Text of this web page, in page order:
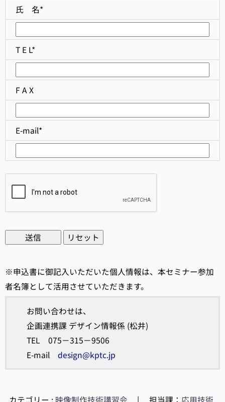
氏 名*
T E L*
F A X
E-mail*
※申込書に御記入いただいた個人情報は、本セミナー参加
者名簿として活用させていただきます。
お問い合わせは、
企画連携課 デザイン情報係 (松井)
TEL 075－315－9506
E-mail design@kptc.jp